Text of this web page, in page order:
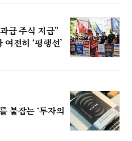
급 주식 지급”
전히 ‘평행선’
붙잡는 ‘투자의